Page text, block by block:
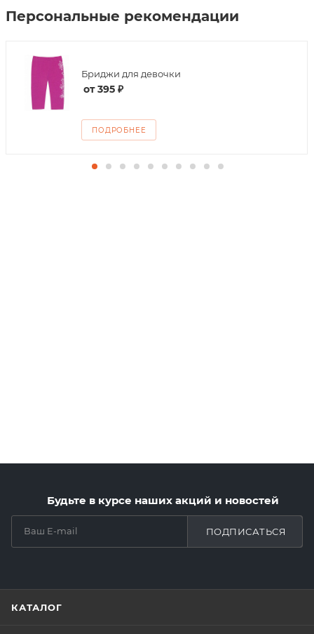
Персональные рекомендации
Бриджи для девочки
от395 ₽
ПОДРОБНЕЕ
Будьте в курсе наших акций и новостей
ПОДПИСАТЬСЯ
КАТАЛОГ